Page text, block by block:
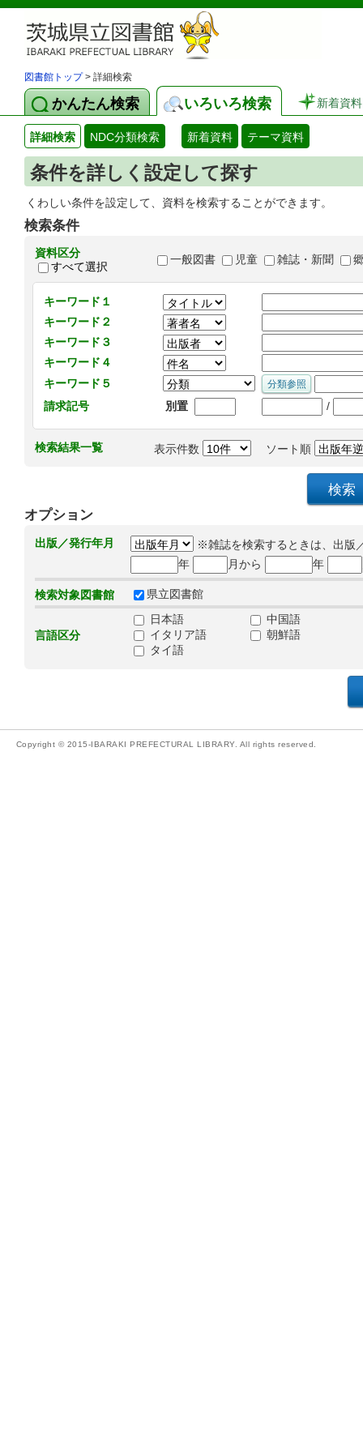
図書館トップ> 詳細検索
かんたん検索 いろいろ検索 新着資料
詳細検索 NDC分類検索 新着資料 テーマ資料
条件を詳しく設定して探す
くわしい条件を設定して、資料を検索することができます。
検索条件
資料区分
すべて選択
一般図書 児童 雑誌・新聞
キーワード１
キーワード２
キーワード３
キーワード４
キーワード５
請求記号
別置 /
検索結果一覧 表示件数 ソート順
オプション
出版／発行年月
※雑誌を検索するときは、出版
年
月から 年
検索対象図書館 県立図書館
言語区分
日本語
中国語
イタリア語
朝鮮語
タイ語
Copyright © 2015-IBARAKI PREFECTURAL LIBRARY. All rights reserved.